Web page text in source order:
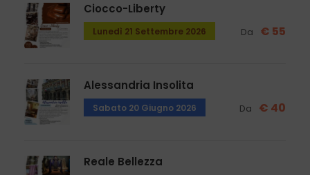
Ciocco-Liberty
Lunedì 21 Settembre 2026 Da € 55
Alessandria Insolita
Sabato 20 Giugno 2026 Da € 40
Reale Bellezza